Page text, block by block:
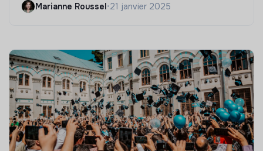
Marianne Roussel•21 janvier 2025